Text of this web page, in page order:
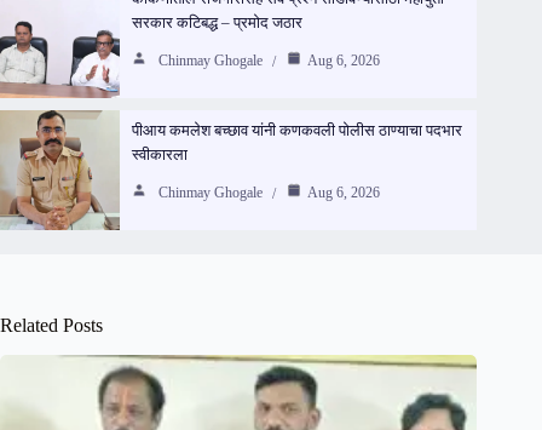
सरकार कटिबद्ध – प्रमोद जठार
Chinmay Ghogale Aug 6, 2026
पीआय कमलेश बच्छाव यांनी कणकवली पोलीस ठाण्याचा पदभार
स्वीकारला
Chinmay Ghogale Aug 6, 2026
Related Posts